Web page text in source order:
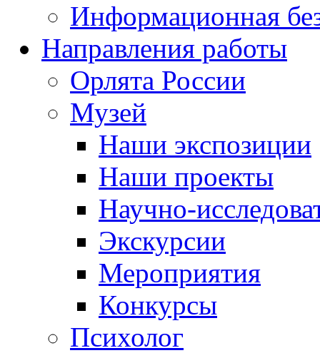
Информационная
Направления работы
Орлята России
Музей
Наши экспозиции
Наши проекты
Научно-
Экскурсии
Мероприятия
Конкурсы
Психолог